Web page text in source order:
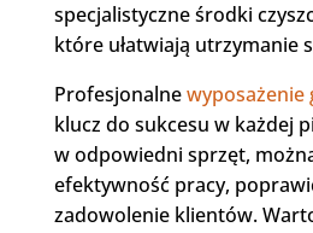
specjalistyczne środki
które ułatwiają utrzymanie
Profesjonalnewyposażenie
klucz do sukcesu w każdej
w odpowiedni sprzęt,
efektywność pracy,
zadowolenie klientów.